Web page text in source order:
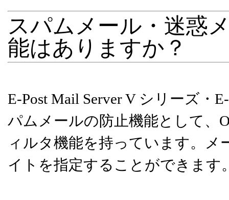
スパムメール・迷惑
能はありますか？
E-Post Mail Server V シリーズ・
パムメールの防止機能として、
ィルタ機能を持っています。メ
イトを指定することができます